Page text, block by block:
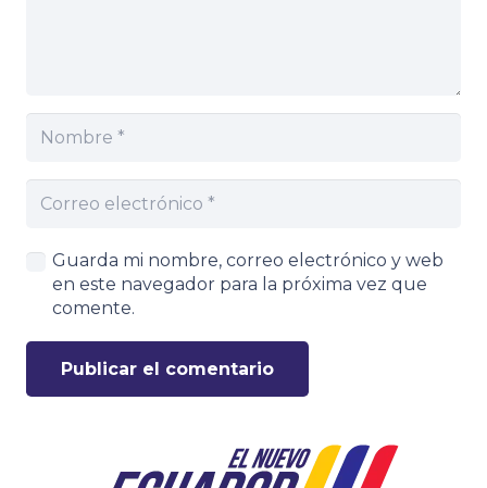
Guarda mi nombre, correo electrónico y web
en este navegador para la próxima vez que
comente.
Publicar el comentario